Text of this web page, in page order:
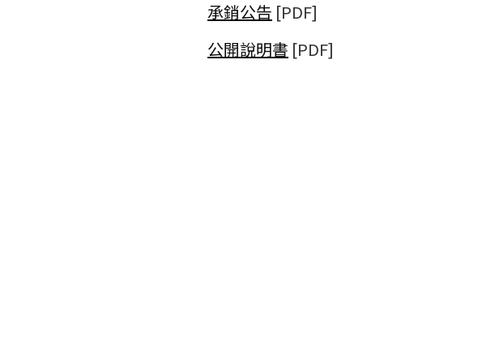
承銷公告 [PDF]
公開說明書 [PDF]